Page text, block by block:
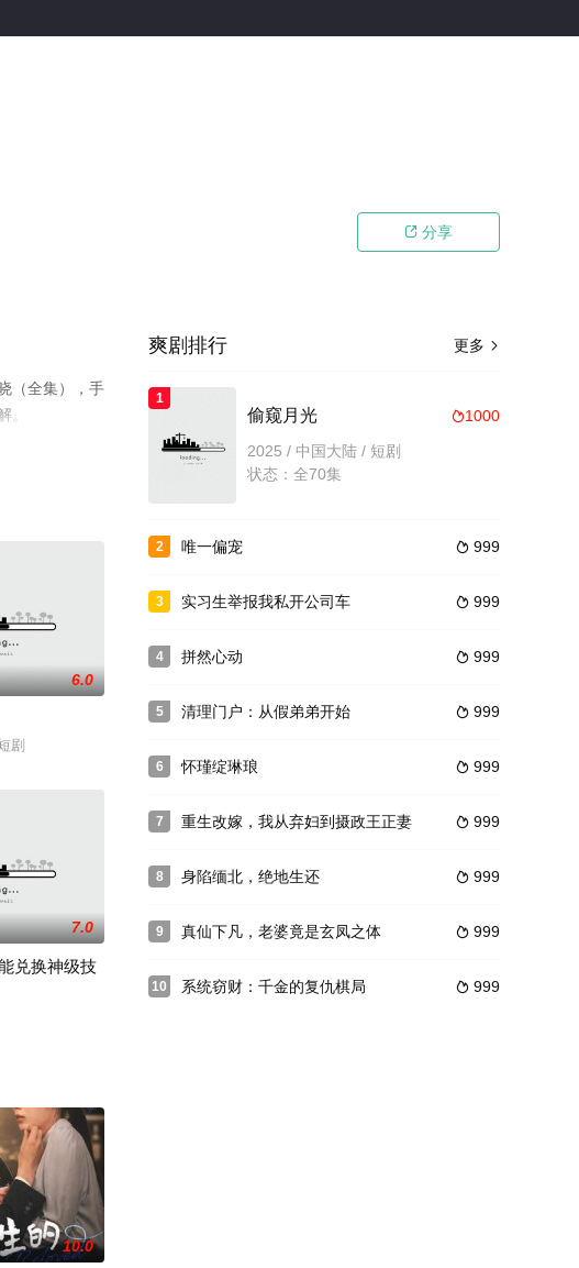
 分享
（全集），手
。
6.0
剧
7.0
兑换神级技
10.0
更多 
爽剧排行
1
1000
偷窥月光
2025 / 中国大陆 / 短剧
状态：全70集
2  999
唯一偏宠
3  999
实习生举报我私开公司车
4  999
拼然心动
5  999
清理门户：从假弟弟开始
6  999
怀瑾绽琳琅
7  999
重生改嫁，我从弃妇到摄政王正妻
8  999
身陷缅北，绝地生还
9  999
真仙下凡，老婆竟是玄凤之体
10  999
系统窃财：千金的复仇棋局